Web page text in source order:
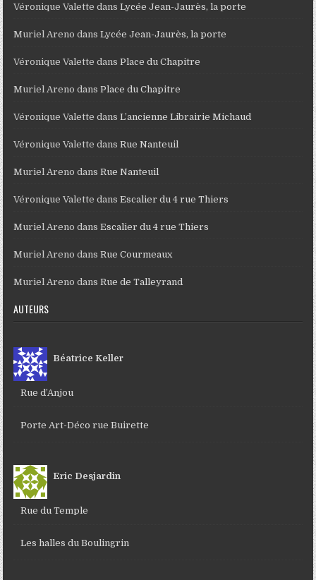
Véronique Valette dansLycée Jean-Jaurès, la porte
Muriel Areno dansLycée Jean-Jaurès, la porte
Véronique Valette dansPlace du Chapitre
Muriel Areno dansPlace du Chapitre
Véronique Valette dansL’ancienne Librairie Michaud
Véronique Valette dansRue Nanteuil
Muriel Areno dansRue Nanteuil
Véronique Valette dansEscalier du 4 rue Thiers
Muriel Areno dansEscalier du 4 rue Thiers
Muriel Areno dansRue Courmeaux
Muriel Areno dansRue de Talleyrand
AUTEURS
Béatrice Keller
Rue d’Anjou
Porte Art-Déco rue Buirette
Eric Desjardin
Rue du Temple
Les halles du Boulingrin